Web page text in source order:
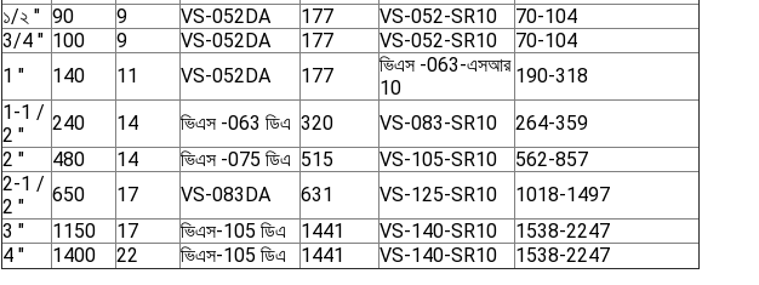
১/২ " 90 9 VS-052DA 177 VS-052-SR10
70-104
3/4 " 100 9 VS-052DA 177 VS-052-SR10
70-104
1 "
140 11 VS-052DA 177
ভিএস -063-এসআর
10
190-318
1-1 /
2 "
240 14 ভিএস -063 ডিএ 320 VS-083-SR10
264-359
2 "
480 14 ভিএস -075 ডিএ 515 VS-105-SR10
562-857
2-1 /
2 "
650 17 VS-083DA 631 VS-125-SR10
1018-1497
3 "
1150 17 ভিএস-105 ডিএ 1441 VS-140-SR10
1538-2247
4 "
1400 22 ভিএস-105 ডিএ 1441 VS-140-SR10 1538-2247